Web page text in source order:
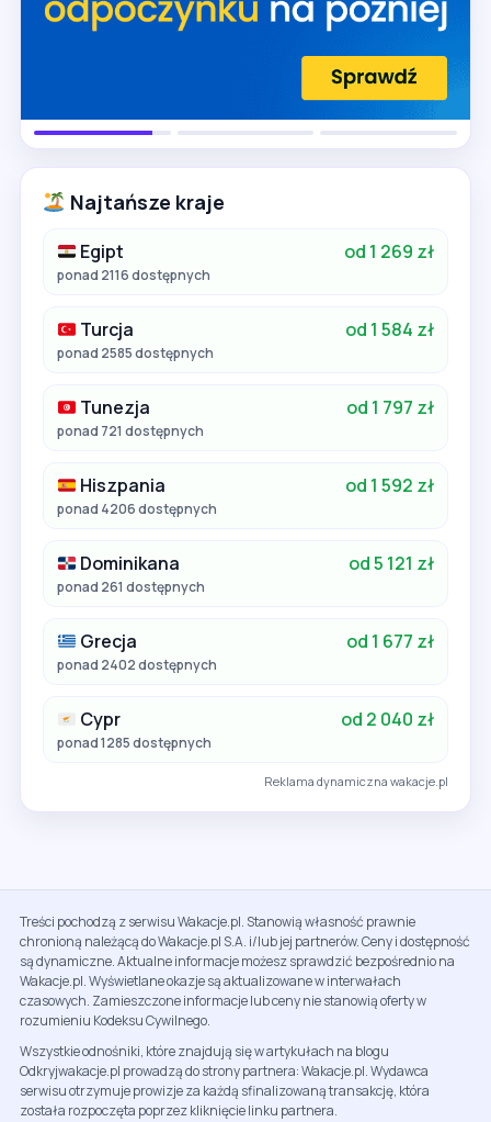
Najtańsze kraje
Egipt od 1 269 zł
ponad 2116 dostępnych
Turcja od 1 584 zł
ponad 2585 dostępnych
Tunezja od 1 797 zł
ponad 721 dostępnych
Hiszpania od 1 592 zł
ponad 4206 dostępnych
Dominikana od 5 121 zł
ponad 261 dostępnych
Grecja od 1 677 zł
ponad 2402 dostępnych
Cypr od 2 040 zł
ponad 1285 dostępnych
Reklama dynamiczna wakacje.pl
Treści pochodzą z serwisu Wakacje.pl. Stanowią własność prawnie
chronioną należącą do Wakacje.pl S.A. i/lub jej partnerów. Ceny i dostępność
są dynamiczne. Aktualne informacje możesz sprawdzić bezpośrednio na
Wakacje.pl. Wyświetlane okazje są aktualizowane w interwałach
czasowych. Zamieszczone informacje lub ceny nie stanowią oferty w
rozumieniu Kodeksu Cywilnego.
Wszystkie odnośniki, które znajdują się w artykułach na blogu
Odkryjwakacje.pl prowadzą do strony partnera: Wakacje.pl. Wydawca
serwisu otrzymuje prowizje za każdą sfinalizowaną transakcję, która
została rozpoczęta poprzez kliknięcie linku partnera.